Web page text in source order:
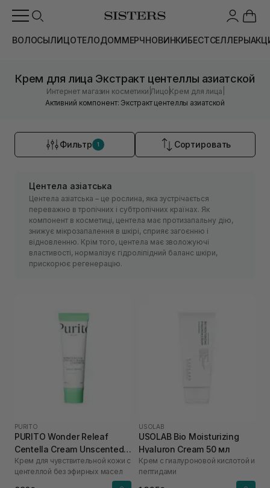
ВОЛОСЫЛИЦОТЕЛОДОММЕРЧНОВИНКИБЕСТСЕЛЛЕРЫ
Крем для лица Экстракт центеллы азиатской
Интернет магазин косметики Лицо |Крем для лица
Активний компонент: Экстракт центеллы азиатской
Фильтр 1 Сортировать
Центела азіатська
Центела азіатська – це рослина, яка зустрічається
переважно в тропічних і субтропічних країнах. Як
компонент в косметиці, центела має протизапальну дію,
знижує мікрозапалення в шкірі, сприяє загоєнню і
відновленню. Крім того, центела має зволожуючі
властивості, нормалізує гідроліпідний баланс шкіри,
прискорює регенерацію.
PURITO
PURITO Wonder Releaf
Centella Cream Unscented
50 мл
Крем для чувствительной кожи с
центеллой без эфирных масел
USOLAB
USOLAB Bio Moisturizing
Hyaluron Cream 50 мл
Крем с гиалуроновой кислотой и
пептидами